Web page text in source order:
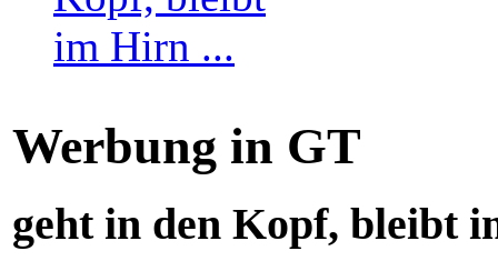
Werbung in GT
geht in den Kopf, bleibt